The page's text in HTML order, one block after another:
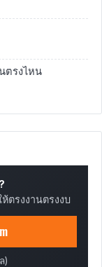
ตรงไหน
ตรงงานตรงงบ
)